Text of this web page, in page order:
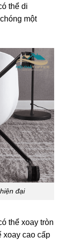
thể di
một
đại
thể xoay tròn
xoay cao cấp